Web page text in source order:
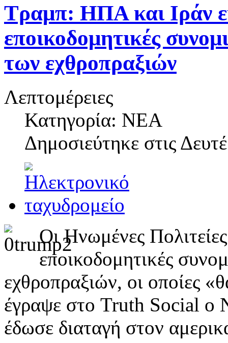
Τραμπ: ΗΠΑ και Ιράν
εποικοδομητικές
των εχθροπραξιών
Λεπτομέρειες
Κατηγορία: ΝΕΑ
Δημοσιεύτηκε στις
Οι Ηνωμένες
εποικοδομητικές
εχθροπραξιών, οι οποίες
έγραψε στο Truth Social ο
έδωσε διαταγή στον